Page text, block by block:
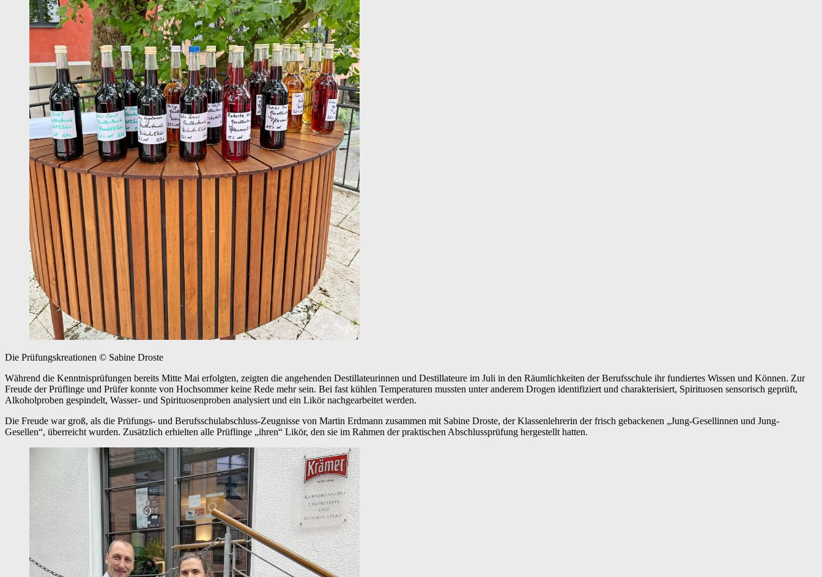
Die Prüfungskreationen © Sabine Droste
Während die Kenntnisprüfungen bereits Mitte Mai erfolgten, zeigten die angehenden Destillateurinnen und Destillateure im Juli in den Räumlichkeiten der Berufsschule ihr fundiertes Wissen und Können. Zur
Freude der Prüflinge und Prüfer konnte von Hochsommer keine Rede mehr sein. Bei fast kühlen Temperaturen mussten unter anderem Drogen identifiziert und charakterisiert, Spirituosen sensorisch geprüft,
Alkoholproben gespindelt, Wasser- und Spirituosenproben analysiert und ein Likör nachgearbeitet werden.
Die Freude war groß, als die Prüfungs- und Berufsschulabschluss-Zeugnisse von Martin Erdmann zusammen mit Sabine Droste, der Klassenlehrerin der frisch gebackenen „Jung-Gesellinnen und Jung-
Gesellen“, überreicht wurden. Zusätzlich erhielten alle Prüflinge „ihren“ Likör, den sie im Rahmen der praktischen Abschlussprüfung hergestellt hatten.